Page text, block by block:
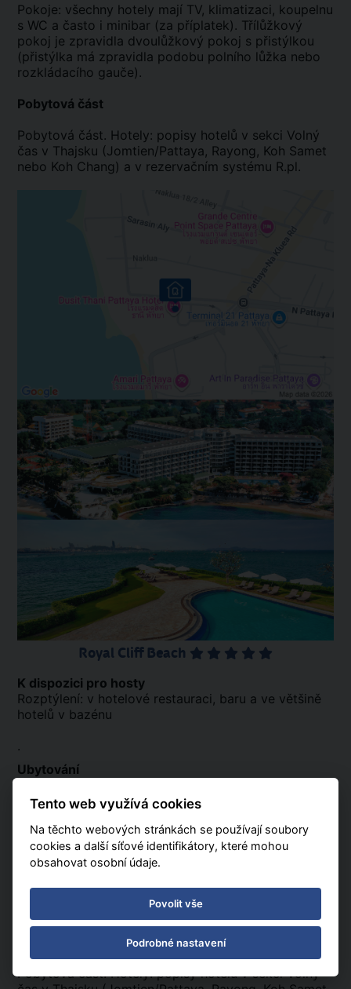
Pokoje: všechny hotely mají TV, klimatizaci, koupelnu
s WC a často i minibar (za příplatek). Třílůžkový
pokoj je zpravidla dvoulůžkový pokoj s přistýlkou
(přistýlka má zpravidla podobu polního lůžka nebo
rozkládacího gauče).
Pobytová část
Pobytová část. Hotely: popisy hotelů v sekci Volný
čas v Thajsku (Jomtien/Pattaya, Rayong, Koh Samet
nebo Koh Chang) a v rezervačním systému R.pl.
Royal Cliff Beach
K dispozici pro hosty
Rozptýlení: v hotelové restauraci, baru a ve většině
hotelů v bazénu
.
Ubytování
Vysoce kvalitní hotely ****.
Pokoje: všechny hotely mají TV, klimatizaci, koupelnu
s WC a často i minibar (za příplatek). Třílůžkový
(přistýlka má zpravidla podobu polního lůžka nebo
Pobytová část. Hotely: popisy hotelů v sekci Volný
Tento web využívá cookies
Na těchto webových stránkách se používají soubory
cookies a další síťové identifikátory, které mohou
obsahovat osobní údaje.
Povolit vše
Podrobné nastavení